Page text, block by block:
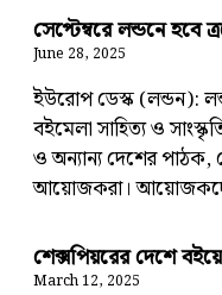
সেপ্টেম্বরে লন্ডনে হবে
June 28, 2025
ইউরোপ ডেস্ক (লন্ডন):
বইমেলা সাহিত্য ও
ও অন্যান্য দেশের পাঠক,
আয়োজকরা।
শেক্সপিয়রের দেশে
March 12, 2025